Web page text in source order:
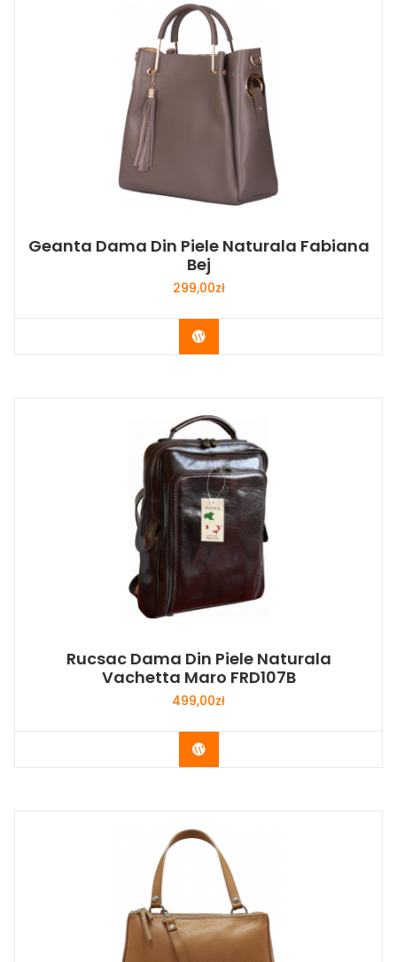
Geanta Dama Din Piele Naturala Fabiana
Bej
299,00zł
Buy Now
Rucsac Dama Din Piele Naturala
Vachetta Maro FRD107B
499,00zł
Buy Now